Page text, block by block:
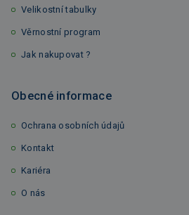
Velikostní tabulky
Věrnostní program
Jak nakupovat ?
Obecné informace
Ochrana osobních údajů
Kontakt
Kariéra
O nás